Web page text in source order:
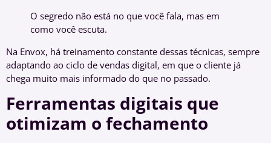
O segredo não está no que você fala, mas em
como você escuta.
Na Envox, há treinamento constante dessas técnicas, sempre
adaptando ao ciclo de vendas digital, em que o cliente já
chega muito mais informado do que no passado.
Ferramentas digitais que
otimizam o fechamento